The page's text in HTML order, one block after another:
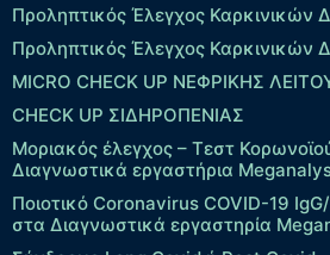
Προληπτικός Έλεγχος Καρκινικών
Προληπτικός Έλεγχος Καρκινικών
MICRO CHECK UP ΝΕΦΡΙΚΗΣ
CHECK UP ΣΙΔΗΡΟΠΕΝΙΑΣ
Μοριακός έλεγχος – Τεστ
Διαγνωστικά εργαστήρια
Ποιοτικό Coronavirus COVID-19
στα Διαγνωστικά εργαστηρία